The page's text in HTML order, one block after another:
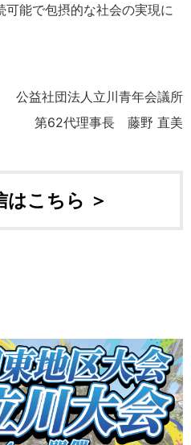
能で包摂的な社会の実現に
公益社団法人立川青年会議所
第62代理事長 藤野 直美
はこちら ＞